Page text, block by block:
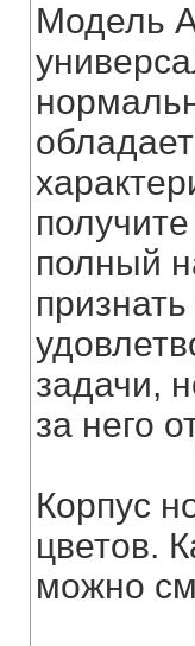
Модель
полный
задачи,
за него
Корпус
цветов.
можно